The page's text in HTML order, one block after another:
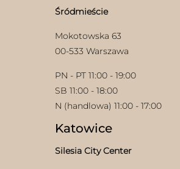
produktu
Śródmieście
Mokotowska 63
00-533 Warszawa
PN - PT 11:00 - 19:00
SB 11:00 - 18:00
N (handlowa) 11:00 - 17:00
Katowice
Silesia City Center